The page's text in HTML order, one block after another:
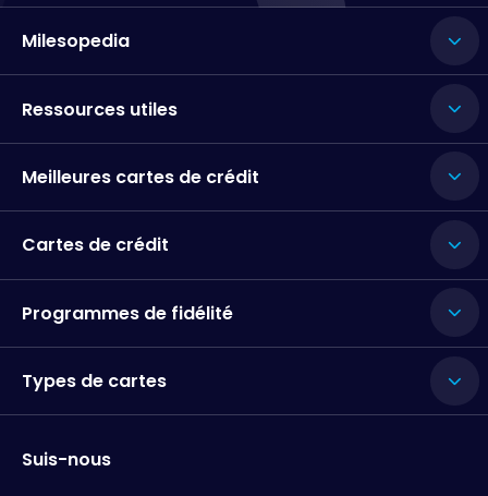
Milesopedia
Ressources utiles
Meilleures cartes de crédit
Cartes de crédit
Programmes de fidélité
Types de cartes
Suis-nous